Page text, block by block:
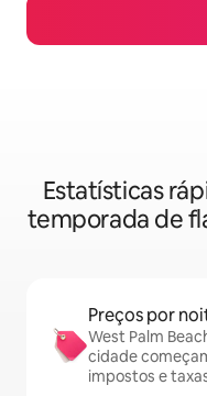
Estatísticas
temporada de
Preços por
West Palm
cidade
impostos e